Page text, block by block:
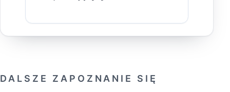
DALSZE ZAPOZNANIE SIĘ